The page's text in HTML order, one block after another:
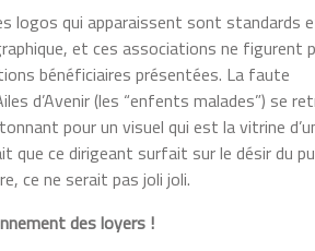
logos qui apparaissent sont standards
et ces associations ne figurent
bénéficiaires présentées. La faute
d’Avenir (les “enfents malades”) se
pour un visuel qui est la vitrine
que ce dirigeant surfait sur le désir du
ce ne serait pas joli joli.
des loyers !